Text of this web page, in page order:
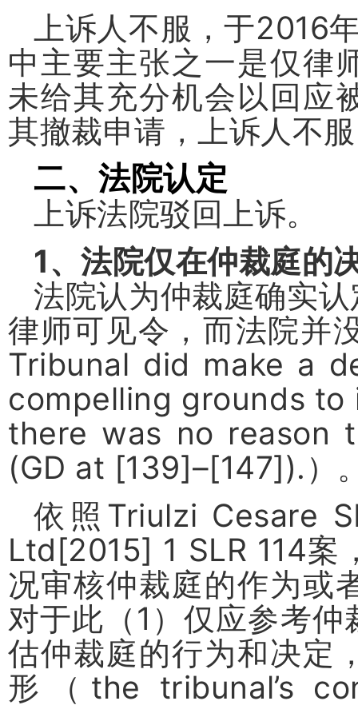
上诉人不服，于2016
中主要主张之一是仅律
未给其充分机会以回应
其撤裁申请，上诉人不
二、法院认定
上诉法院驳回上诉。
1、法院仅在仲裁庭的
法院认为仲裁庭确实
律师可见令，而法院并
Tribunal did make a
compelling grounds to
there was no reason
(GD at [139]–[147]). ）
依照 Triulzi Cesare
Ltd[2015] 1 SLR 114案
况审核仲裁庭的作为或
对于此（1 ）仅应参考
估仲裁庭的行为和决定
形（ the tribunal’s